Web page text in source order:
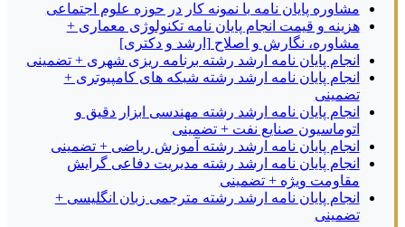
مشاوره پایان نامه با نمونه کار در حوزه علوم اجتماعی
هزینه و قیمت انجام پایان نامه تکنولوژی معماری +
مشاوره، نگارش و اصلاح [ارشد و دکتری]
انجام پایان نامه ارشد رشته برنامه ریزی شهری + تضمینی
انجام پایان نامه ارشد رشته شبکه های کامپیوتری +
تضمینی
انجام پایان نامه ارشد رشته مهندسی ابزار دقیق و
اتوماسیون صنایع نفت + تضمینی
انجام پایان نامه ارشد رشته آموزش ریاضی + تضمینی
انجام پایان نامه ارشد رشته مدیریت دفاعی گرایش
مقاومت ویژه + تضمینی
انجام پایان نامه ارشد رشته مترجمی زبان انگلیسی +
تضمینی